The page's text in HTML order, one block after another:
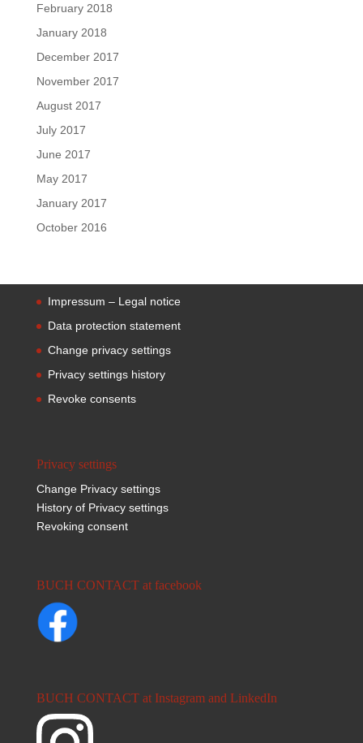
February 2018
January 2018
December 2017
November 2017
August 2017
July 2017
June 2017
May 2017
January 2017
October 2016
Impressum – Legal notice
Data protection statement
Change privacy settings
Privacy settings history
Revoke consents
Privacy settings
Change Privacy settings
History of Privacy settings
Revoking consent
BUCH CONTACT at facebook
BUCH CONTACT at Instagram and LinkedIn